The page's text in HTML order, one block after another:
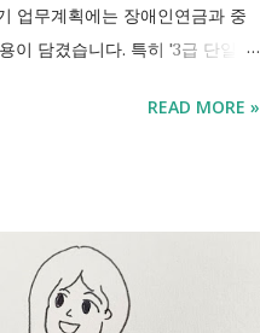
업무계획에는 장애인연금과 중
이 담겼습니다. 특히 '3급 단일장
습니다. 이번 글에서는 장애인과
내용은 무엇인가요? 2027년 보건
어떤 내용이 있는지 살펴보겠습
단일장애까지 장애인연금 지급
READ MORE »